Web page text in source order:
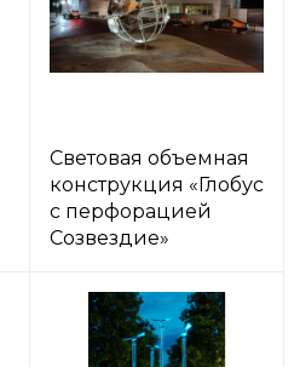
Световая объемная
конструкция «Глобус
с перфорацией
Созвездие»